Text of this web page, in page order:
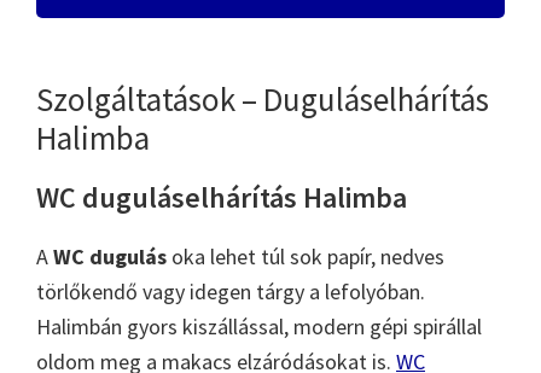
Szolgáltatások – Duguláselhárítás
Halimba
WC duguláselhárítás Halimba
AWC dugulás oka lehet túl sok papír, nedves
törlőkendő vagy idegen tárgy a lefolyóban.
Halimbán gyors kiszállással, modern gépi spirállal
oldom meg a makacs elzáródásokat is. WC